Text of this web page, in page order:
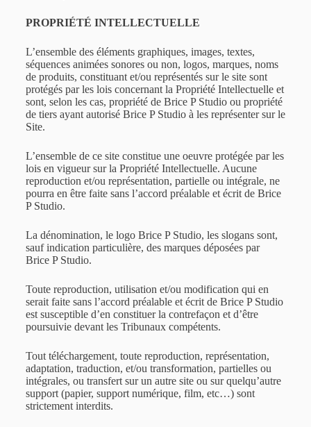
PROPRIÉTÉ INTELLECTUELLE
L’ensemble des éléments graphiques, images, textes,
séquences animées sonores ou non, logos, marques, noms
de produits, constituant et/ou représentés sur le site sont
protégés par les lois concernant la Propriété Intellectuelle et
sont, selon les cas, propriété de Brice P Studio ou propriété
de tiers ayant autorisé Brice P Studio à les représenter sur le
Site.
L’ensemble de ce site constitue une oeuvre protégée par les
lois en vigueur sur la Propriété Intellectuelle. Aucune
reproduction et/ou représentation, partielle ou intégrale, ne
pourra en être faite sans l’accord préalable et écrit de Brice
P Studio.
La dénomination, le logo Brice P Studio, les slogans sont,
sauf indication particulière, des marques déposées par
Brice P Studio.
Toute reproduction, utilisation et/ou modification qui en
serait faite sans l’accord préalable et écrit de Brice P Studio
est susceptible d’en constituer la contrefaçon et d’être
poursuivie devant les Tribunaux compétents.
Tout téléchargement, toute reproduction, représentation,
adaptation, traduction, et/ou transformation, partielles ou
intégrales, ou transfert sur un autre site ou sur quelqu’autre
support (papier, support numérique, film, etc…) sont
strictement interdits.